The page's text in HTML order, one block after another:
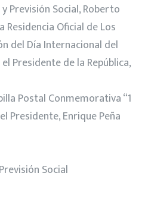
Previsión Social, Roberto
Residencia Oficial de Los
del Día Internacional del
Presidente de la República,
Postal Conmemorativa “1
Presidente, Enrique Peña
Social